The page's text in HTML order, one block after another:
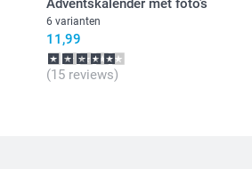
Adventskalender met foto’s
6 varianten
11,99
(15 reviews)